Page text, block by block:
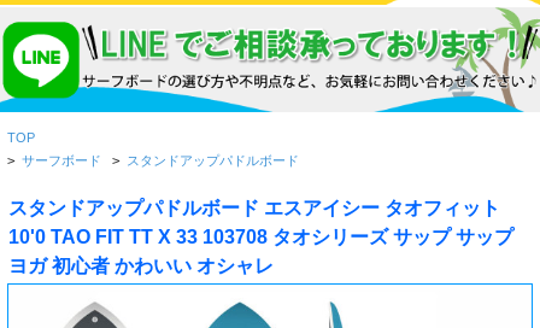
TOP
> サーフボード > スタンドアップパドルボード
スタンドアップパドルボード エスアイシー タオフィット
10'0 TAO FIT TT X 33 103708 タオシリーズ サップ サップ
ヨガ 初心者 かわいい オシャレ